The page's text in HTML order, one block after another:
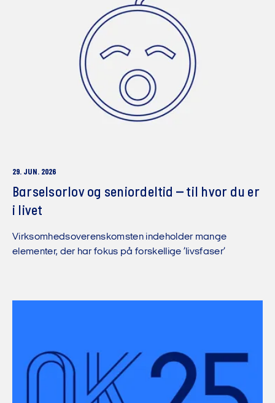
29. JUN. 2026
Barselsorlov og seniordeltid – til hvor du er
i livet
Virksomhedsoverenskomsten indeholder mange
elementer, der har fokus på forskellige ’livsfaser’